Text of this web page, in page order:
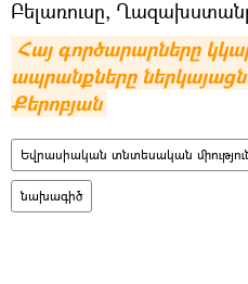
Բելառուսը,
Հայ գործարարները
ապրանքները
Քերոբյան
Եվրասիական տնտեսական
նախագիծ